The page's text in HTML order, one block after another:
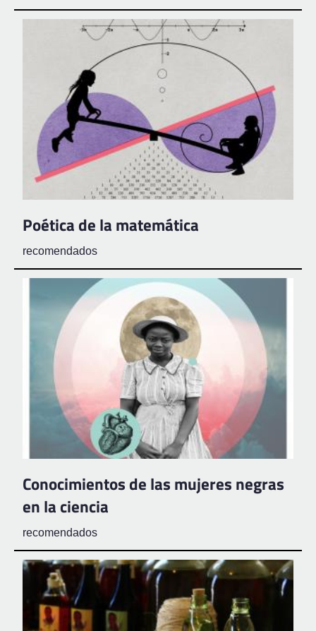
Poética de la matemática
recomendados
Conocimientos de las mujeres negras
en la ciencia
recomendados